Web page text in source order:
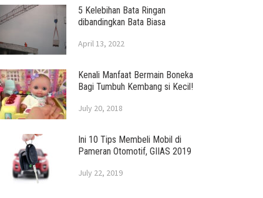
5 Kelebihan Bata Ringan
dibandingkan Bata Biasa
April 13, 2022
Kenali Manfaat Bermain Boneka
Bagi Tumbuh Kembang si Kecil!
July 20, 2018
Ini 10 Tips Membeli Mobil di
Pameran Otomotif, GIIAS 2019
July 22, 2019